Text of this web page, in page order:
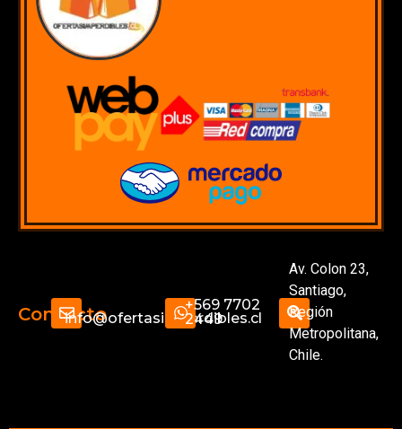
Contactoinfo@ofertasimperdibles.cl
+569 7702
2449
Av. Colon 23,
Santiago,
Región
Metropolitana,
Chile.